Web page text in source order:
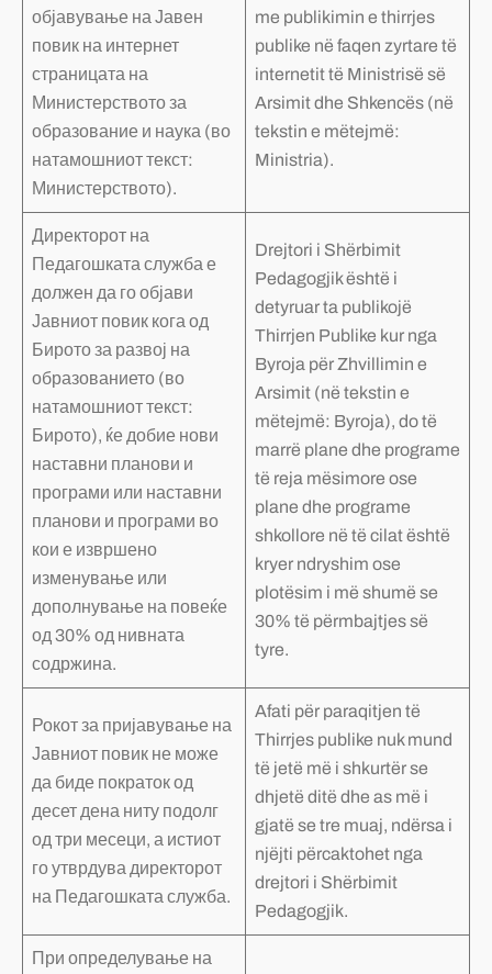
објавување на Јавен
повик на интернет
страницата на
Министерството за
образование и наука (во
натамошниот текст:
Министерството).
me publikimin e thirrjes
publike në faqen zyrtare të
internetit të Ministrisë së
Arsimit dhe Shkencës (në
tekstin e mëtejmë:
Ministria).
Директорот на
Педагошката служба е
должен да го објави
Јавниот повик кога од
Бирото за развој на
образованието (во
натамошниот текст:
Бирото), ќе добие нови
наставни планови и
програми или наставни
планови и програми во
кои е извршено
изменување или
дополнување на повеќе
од 30% од нивната
содржина.
Drejtori i Shërbimit
Pedagogjik është i
detyruar ta publikojë
Thirrjen Publike kur nga
Byroja për Zhvillimin e
Arsimit (në tekstin e
mëtejmë: Byroja), do të
marrë plane dhe programe
të reja mësimore ose
plane dhe programe
shkollore në të cilat është
kryer ndryshim ose
plotësim i më shumë se
30% të përmbajtjes së
tyre.
Рокот за пријавување на
Јавниот повик не може
да биде пократок од
десет дена ниту подолг
од три месеци, а истиот
го утврдува директорот
на Педагошката служба.
Afati për paraqitjen të
Thirrjes publike nuk mund
të jetë më i shkurtër se
dhjetë ditë dhe as më i
gjatë se tre muaj, ndërsa i
njëjti përcaktohet nga
drejtori i Shërbimit
Pedagogjik.
При определување на